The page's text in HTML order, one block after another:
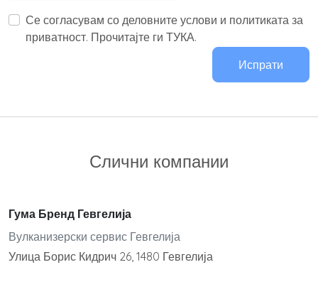
Се согласувам со деловните услови и политиката за
приватност. Прочитајте ги ТУКА.
Испрати
Слични компании
Гума Бренд Гевгелија
Вулканизерски сервис Гевгелија
Улица Борис Кидрич 26, 1480 Гевгелија